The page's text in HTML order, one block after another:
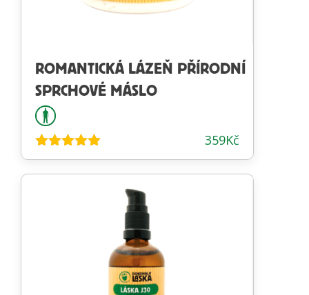
ROMANTICKÁ LÁZEŇ PŘÍRODNÍ
SPRCHOVÉ MÁSLO
Hodnocení
359Kč